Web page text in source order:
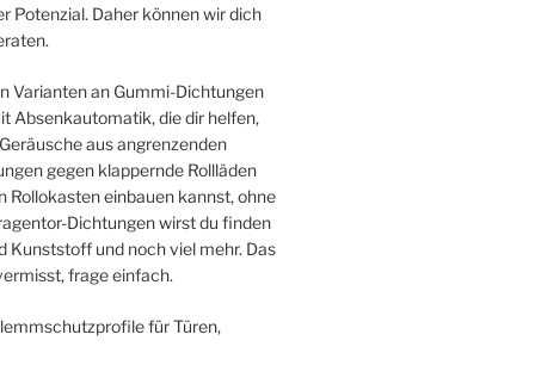
Potenzial. Daher können wir dich
Varianten an Gummi-Dichtungen
Absenkautomatik, die dir helfen,
aus angrenzenden
gegen klappernde Rollläden
Rollokasten einbauen kannst, ohne
Dichtungen wirst du finden
Kunststoff und noch viel mehr. Das
frage einfach.
für Türen,